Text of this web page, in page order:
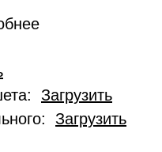
Загрузить
Загрузить